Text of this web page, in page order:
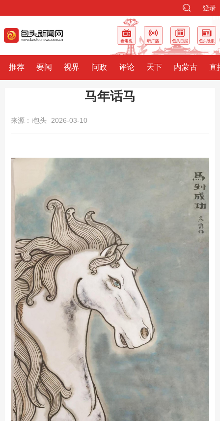
登录
推荐 要闻 视界 问政 评论 天下 内蒙古 直
马年话马
来源：i包头 2026-03-10